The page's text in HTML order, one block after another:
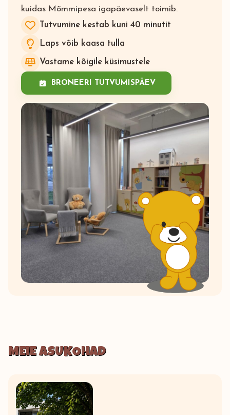
kuidas Mõmmipesa igapäevaselt toimib.
Tutvumine kestab kuni 40 minutit
Laps võib kaasa tulla
Vastame kõigile küsimustele
BRONEERI TUTVUMISPÄEV
MEIE ASUKOHAD